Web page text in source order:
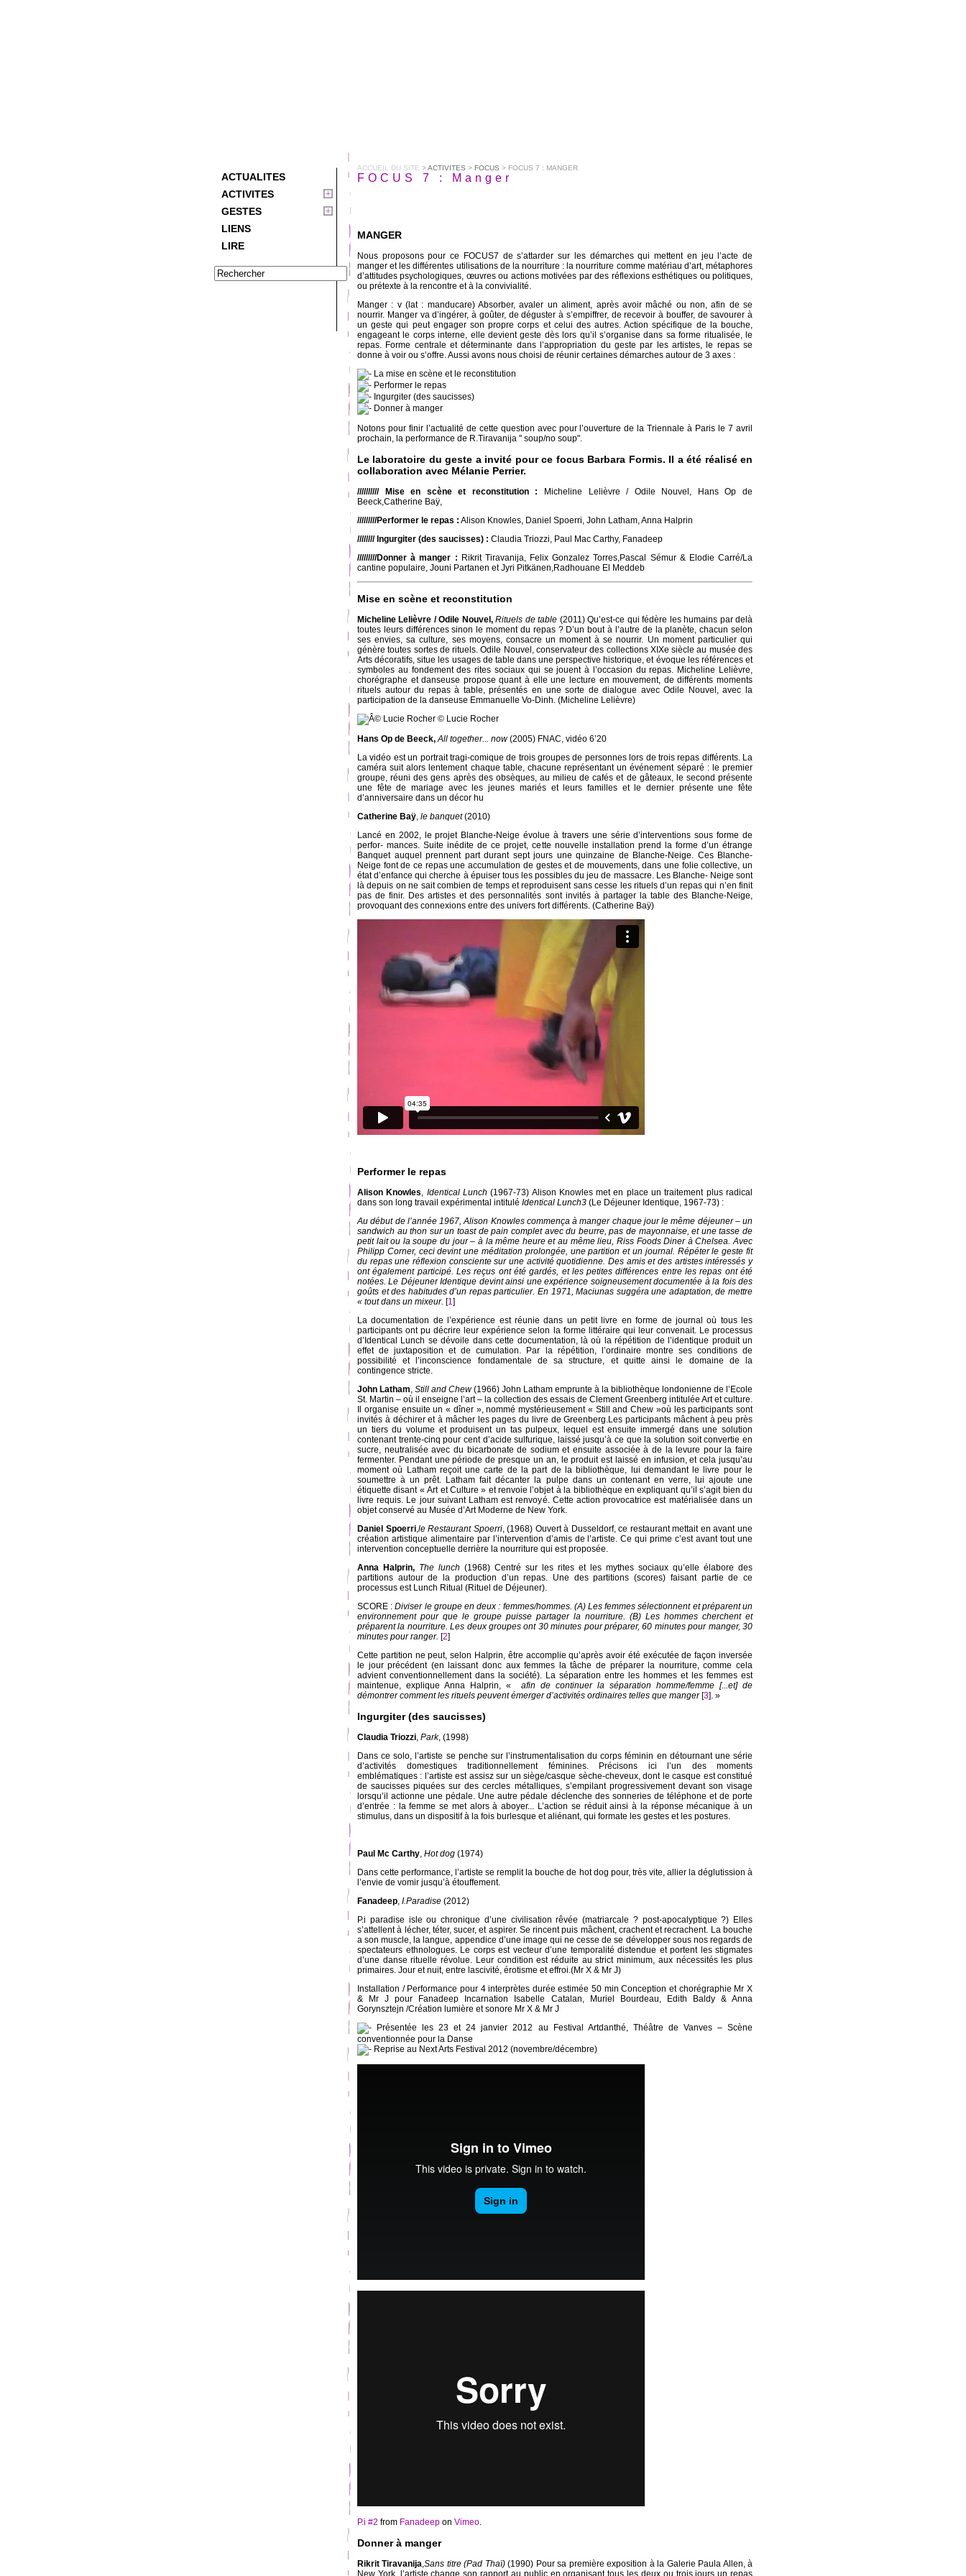
ACTUALITES
ACTIVITES
GESTES
LIENS
LIRE
ACCUEIL DU SITE >ACTIVITES > FOCUS > FOCUS 7 : MANGER
FOCUS 7 : Manger
MANGER
Nous proposons pour ce FOCUS7 de s’attarder sur les démarches qui mettent en jeu l’acte de
manger et les différentes utilisations de la nourriture : la nourriture comme matériau d’art, métaphores
d’attitudes psychologiques, œuvres ou actions motivées par des réflexions esthétiques ou politiques,
ou prétexte à la rencontre et à la convivialité.
Manger : v (lat : manducare) Absorber, avaler un aliment, après avoir mâché ou non, afin de se
nourrir. Manger va d’ingérer, à goûter, de déguster à s’empiffrer, de recevoir à bouffer, de savourer à
un geste qui peut engager son propre corps et celui des autres. Action spécifique de la bouche,
engageant le corps interne, elle devient geste dès lors qu’il s’organise dans sa forme ritualisée, le
repas. Forme centrale et déterminante dans l’appropriation du geste par les artistes, le repas se
donne à voir ou s’offre. Aussi avons nous choisi de réunir certaines démarches autour de 3 axes :
La mise en scène et le reconstitution
Performer le repas
Ingurgiter (des saucisses)
Donner à manger
Notons pour finir l’actualité de cette question avec pour l’ouverture de la Triennale à Paris le 7 avril
prochain, la performance de R.Tiravanija " soup/no soup".
Le laboratoire du geste a invité pour ce focus Barbara Formis. Il a été réalisé en
collaboration avec Mélanie Perrier.
////////// Mise en scène et reconstitution :
Micheline Lelièvre / Odile Nouvel, Hans Op de
Beeck,Catherine Baÿ,
/////////Performer le repas : Alison Knowles, Daniel Spoerri, John Latham, Anna Halprin
//////// Ingurgiter (des saucisses) : Claudia Triozzi, Paul Mac Carthy, Fanadeep
/////////Donner à manger : Rikrit Tiravanija, Felix Gonzalez Torres,Pascal Sémur & Elodie Carré/La
cantine populaire, Jouni Partanen et Jyri Pitkänen,Radhouane El Meddeb
Mise en scène et reconstitution
Micheline Lelièvre / Odile Nouvel, Rituels de table (2011) Qu’est-ce qui fédère les humains par delà
toutes leurs différences sinon le moment du repas ? D’un bout à l’autre de la planète, chacun selon
ses envies, sa culture, ses moyens, consacre un moment à se nourrir. Un moment particulier qui
génère toutes sortes de rituels. Odile Nouvel, conservateur des collections XIXe siècle au musée des
Arts décoratifs, situe les usages de table dans une perspective historique, et évoque les références et
symboles au fondement des rites sociaux qui se jouent à l’occasion du repas. Micheline Lelièvre,
chorégraphe et danseuse propose quant à elle une lecture en mouvement, de différents moments
rituels autour du repas à table, présentés en une sorte de dialogue avec Odile Nouvel, avec la
participation de la danseuse Emmanuelle Vo-Dinh. (Micheline Lelièvre)
© Lucie Rocher
Hans Op de Beeck, All together... now(2005) FNAC, vidéo 6’20
La vidéo est un portrait tragi-comique de trois groupes de personnes lors de trois repas différents. La
caméra suit alors lentement chaque table, chacune représentant un événement séparé : le premier
groupe, réuni des gens après des obsèques, au milieu de cafés et de gâteaux, le second présente
une fête de mariage avec les jeunes mariés et leurs familles et le dernier présente une fête
d’anniversaire dans un décor hu
Catherine Baÿ, le banquet(2010)
Lancé en 2002, le projet Blanche-Neige évolue à travers une série d’interventions sous forme de
perfor- mances. Suite inédite de ce projet, cette nouvelle installation prend la forme d’un étrange
Banquet auquel prennent part durant sept jours une quinzaine de Blanche-Neige. Ces Blanche-
Neige font de ce repas une accumulation de gestes et de mouvements, dans une folie collective, un
état d’enfance qui cherche à épuiser tous les possibles du jeu de massacre. Les Blanche- Neige sont
là depuis on ne sait combien de temps et reproduisent sans cesse les rituels d’un repas qui n’en finit
pas de finir. Des artistes et des personnalités sont invités à partager la table des Blanche-Neige,
provoquant des connexions entre des univers fort différents. (Catherine Baÿ)
Performer le repas
Alison Knowles, Identical Lunch (1967-73) Alison Knowles met en place un traitement plus radical
dans son long travail expérimental intitulé Identical Lunch3 (Le Déjeuner Identique, 1967-73) :
Au début de l’année 1967, Alison Knowles commença à manger chaque jour le même déjeuner – un
sandwich au thon sur un toast de pain complet avec du beurre, pas de mayonnaise, et une tasse de
petit lait ou la soupe du jour – à la même heure et au même lieu, Riss Foods Diner à Chelsea. Avec
Philipp Corner, ceci devint une méditation prolongée, une partition et un journal. Répéter le geste fit
du repas une réflexion consciente sur une activité quotidienne. Des amis et des artistes intéressés y
ont également participé. Les reçus ont été gardés, et les petites différences entre les repas ont été
notées. Le Déjeuner Identique devint ainsi une expérience soigneusement documentée à la fois des
goûts et des habitudes d’un repas particulier. En 1971, Maciunas suggéra une adaptation, de mettre
« tout dans un mixeur. [1]
La documentation de l’expérience est réunie dans un petit livre en forme de journal où tous les
participants ont pu décrire leur expérience selon la forme littéraire qui leur convenait. Le processus
d’Identical Lunch se dévoile dans cette documentation, là où la répétition de l’identique produit un
effet de juxtaposition et de cumulation. Par la répétition, l’ordinaire montre ses conditions de
possibilité et l’inconscience fondamentale de sa structure, et quitte ainsi le domaine de la
contingence stricte.
John Latham, Still and Chew(1966) John Latham emprunte à la bibliothèque londonienne de l’Ecole
St. Martin – où il enseigne l’art – la collection des essais de Clement Greenberg intitulée Art et culture.
Il organise ensuite un « dîner », nommé mystérieusement « Still and Chew »où les participants sont
invités à déchirer et à mâcher les pages du livre de Greenberg.Les participants mâchent à peu près
un tiers du volume et produisent un tas pulpeux, lequel est ensuite immergé dans une solution
contenant trente-cinq pour cent d’acide sulfurique, laissé jusqu’à ce que la solution soit convertie en
sucre, neutralisée avec du bicarbonate de sodium et ensuite associée à de la levure pour la faire
fermenter. Pendant une période de presque un an, le produit est laissé en infusion, et cela jusqu’au
moment où Latham reçoit une carte de la part de la bibliothèque, lui demandant le livre pour le
soumettre à un prêt. Latham fait décanter la pulpe dans un contenant en verre, lui ajoute une
étiquette disant « Art et Culture » et renvoie l’objet à la bibliothèque en expliquant qu’il s’agit bien du
livre requis. Le jour suivant Latham est renvoyé. Cette action provocatrice est matérialisée dans un
objet conservé au Musée d’Art Moderne de New York.
Daniel Spoerri,le Restaurant Spoerri, (1968) Ouvert à Dusseldorf, ce restaurant mettait en avant une
création artistique alimentaire par l’intervention d’amis de l’artiste. Ce qui prime c’est avant tout une
intervention conceptuelle derrière la nourriture qui est proposée.
Anna Halprin, The lunch (1968) Centré sur les rites et les mythes sociaux qu’elle élabore des
partitions autour de la production d’un repas. Une des partitions (scores) faisant partie de ce
processus est Lunch Ritual (Rituel de Déjeuner).
SCORE :Diviser le groupe en deux : femmes/hommes. (A) Les femmes sélectionnent et préparent un
environnement pour que le groupe puisse partager la nourriture. (B) Les hommes cherchent et
préparent la nourriture. Les deux groupes ont 30 minutes pour préparer, 60 minutes pour manger, 30
minutes pour ranger. [2]
Cette partition ne peut, selon Halprin, être accomplie qu’après avoir été exécutée de façon inversée
le jour précédent (en laissant donc aux femmes la tâche de préparer la nourriture, comme cela
advient conventionnellement dans la société). La séparation entre les hommes et les femmes est
maintenue, explique Anna Halprin, «
afin de continuer la séparation homme/femme [...et] de
démontrer comment les rituels peuvent émerger d’activités ordinaires telles que manger[3]. »
Ingurgiter (des saucisses)
Claudia Triozzi, Park, (1998)
Dans ce solo, l’artiste se penche sur l’instrumentalisation du corps féminin en détournant une série
d’activités domestiques traditionnellement féminines. Précisons ici l’un des moments
emblématiques : l’artiste est assisz sur un siège/casque sèche-cheveux, dont le casque est constitué
de saucisses piquées sur des cercles métalliques, s’empilant progressivement devant son visage
lorsqu’il actionne une pédale. Une autre pédale déclenche des sonneries de téléphone et de porte
d’entrée : la femme se met alors à aboyer... L’action se réduit ainsi à la réponse mécanique à un
stimulus, dans un dispositif à la fois burlesque et aliénant, qui formate les gestes et les postures.
Paul Mc Carthy, Hot dog (1974)
Dans cette performance, l’artiste se remplit la bouche de hot dog pour, très vite, allier la déglutission à
l’envie de vomir jusqu’à étouffement.
Fanadeep, I.Paradise (2012)
P.i paradise isle ou chronique d’une civilisation rêvée (matriarcale ? post-apocalyptique ?) Elles
s’attellent à lécher, téter, sucer, et aspirer. Se rincent puis mâchent, crachent et recrachent. La bouche
a son muscle, la langue, appendice d’une image qui ne cesse de se développer sous nos regards de
spectateurs ethnologues. Le corps est vecteur d’une temporalité distendue et portent les stigmates
d’une danse rituelle révolue. Leur condition est réduite au strict minimum, aux nécessités les plus
primaires. Jour et nuit, entre lascivité, érotisme et effroi.(Mr X & Mr J)
Installation / Performance pour 4 interprètes durée estimée 50 min Conception et chorégraphie Mr X
& Mr J pour Fanadeep Incarnation Isabelle Catalan, Muriel Bourdeau, Edith Baldy & Anna
Gorynsztejn /Création lumière et sonore Mr X & Mr J
Présentée les 23 et 24 janvier 2012 au Festival Artdanthé, Théâtre de Vanves – Scène
conventionnée pour la Danse
Reprise au Next Arts Festival 2012 (novembre/décembre)
P.i #2 from Fanadeep on Vimeo.
Donner à manger
Rikrit Tiravanija,Sans titre (Pad Thaï)(1990) Pour sa première exposition à la Galerie Paula Allen, à